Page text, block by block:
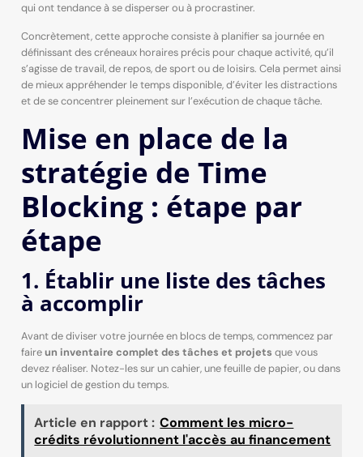
qui ont tendance à se disperser ou à procrastiner.
Concrètement, cette approche consiste à planifier sa journée en
définissant des créneaux horaires précis pour chaque activité, qu’il
s’agisse de travail, de repos, de sport ou de loisirs. Cela permet ainsi
de mieux appréhender le temps disponible, d’éviter les distractions
et de se concentrer pleinement sur l’exécution de chaque tâche.
Mise en place de la
stratégie de Time
Blocking : étape par
étape
1. Établir une liste des tâches
à accomplir
Avant de diviser votre journée en blocs de temps, commencez par
faireun inventaire complet des tâches et projets que vous
devez réaliser. Notez-les sur un cahier, une feuille de papier, ou dans
un logiciel de gestion du temps.
Article en rapport : Comment les micro-
crédits révolutionnent l'accès au financement